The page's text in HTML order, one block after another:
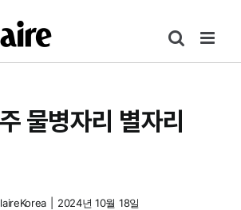
물병자리 별자리
2024년 10월 18일